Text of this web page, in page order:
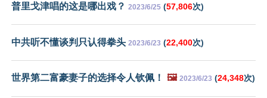
普里戈津唱的这是哪出戏？ 2023/6/25 (57,806次)
中共听不懂谈判只认得拳头 2023/6/23 (22,400次)
世界第二富豪妻子的选择令人钦佩！ 🖼️ 2023/6/23 (24,348次)